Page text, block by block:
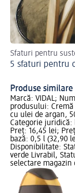
Sfaturi pentru
5 sfaturi pentru
Produse similare
Marcă: VIDAL;
produsului: Cremă
cu ulei de argan,
Categorie juridică:
Preț: 16,45 lei;
bază: 0,5 l (32,90
Disponibilitate:
verde Livrabil,
selectare magazin